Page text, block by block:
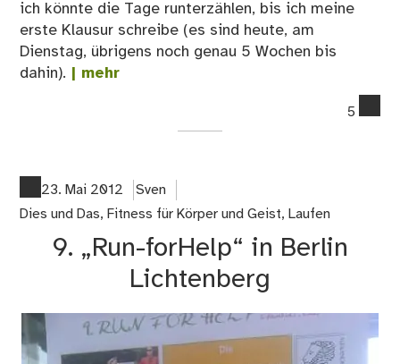
ich könnte die Tage runterzählen, bis ich meine
erste Klausur schreibe (es sind heute, am
Dienstag, übrigens noch genau 5 Wochen bis
dahin). | mehr
5
23. Mai 2012
Sven
Dies und Das, Fitness für Körper und Geist, Laufen
9. „Run-forHelp“ in Berlin
Lichtenberg